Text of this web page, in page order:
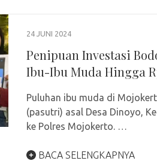
24 JUNI 2024
Penipuan Investasi
Ibu-Ibu Muda Hingga
Puluhan ibu muda di
(pasutri) asal Desa Dinoyo,
ke Polres Mojokerto. …
BACA SELENGKAPNYA